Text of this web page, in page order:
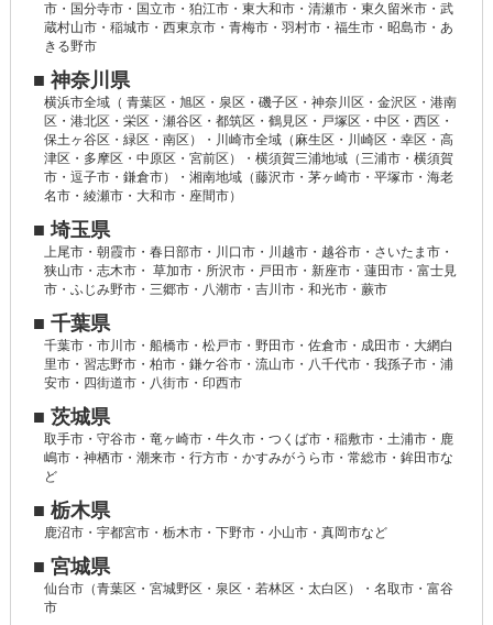
市・国分寺市・国立市・狛江市・東大和市・清瀬市・東久留米市・武
蔵村山市・稲城市・西東京市・青梅市・羽村市・福生市・昭島市・あ
きる野市
■ 神奈川県
横浜市全域（ 青葉区・旭区・泉区・磯子区・神奈川区・金沢区・港南
区・港北区・栄区・瀬谷区・都筑区・鶴見区・戸塚区・中区・西区・
保土ヶ谷区・緑区・南区）・川崎市全域（麻生区・川崎区・幸区・高
津区・多摩区・中原区・宮前区）・横須賀三浦地域（三浦市・横須賀
市・逗子市・鎌倉市）・湘南地域（藤沢市・茅ヶ崎市・平塚市・海老
名市・綾瀬市・大和市・座間市）
■ 埼玉県
上尾市・朝霞市・春日部市・川口市・川越市・越谷市・さいたま市・
狭山市・志木市・ 草加市・所沢市・戸田市・新座市・蓮田市・富士見
市・ふじみ野市・三郷市・八潮市・吉川市・和光市・蕨市
■ 千葉県
千葉市・市川市・船橋市・松戸市・野田市・佐倉市・成田市・大網白
里市・習志野市・柏市・鎌ケ谷市・流山市・八千代市・我孫子市・浦
安市・四街道市・八街市・印西市
■ 茨城県
取手市・守谷市・竜ヶ崎市・牛久市・つくば市・稲敷市・土浦市・鹿
嶋市・神栖市・潮来市・行方市・かすみがうら市・常総市・鉾田市な
ど
■ 栃木県
鹿沼市・宇都宮市・栃木市・下野市・小山市・真岡市など
■ 宮城県
仙台市（青葉区・宮城野区・泉区・若林区・太白区）・名取市・富谷
市